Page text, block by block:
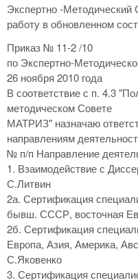
Экспертно -
работу в обновленном
Приказ № 11-2 /10
по Экспертно-
26 ноября 2010 года
В соответствие с п. 4.3
методическом Совете
МАТРИЗ" назначаю
направлениям
№ п/п Направление
1. Взаимодействие с
С.Литвин
2а. Сертификация
бывш. СССР, восточная
2б. Сертификация
Европа, Азия, Америка,
С.Яковенко
3. Сертификация